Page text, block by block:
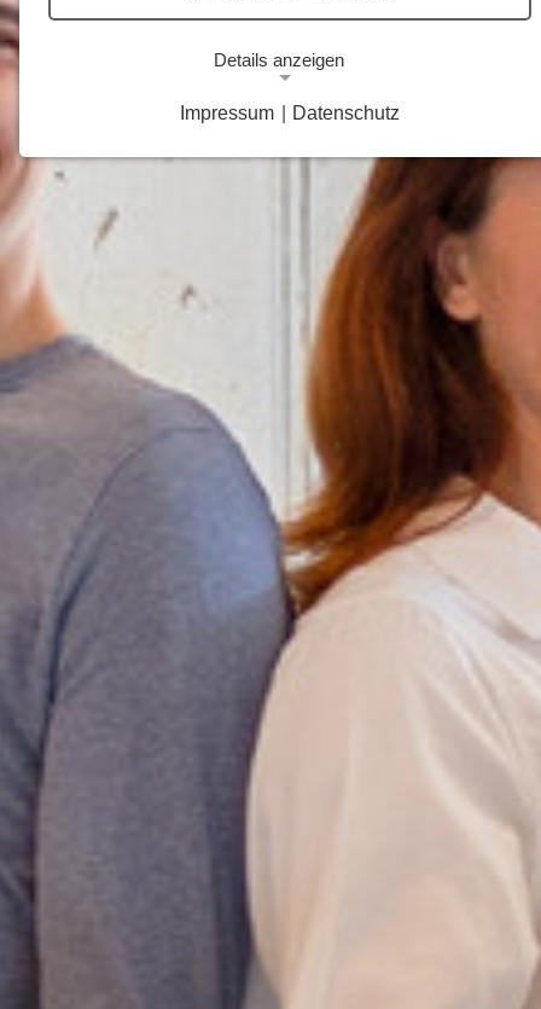
Details anzeigen
Notwendige Cookies ermöglichen grundlegende
Funktionen und sind für die einwandfreie Funktion
der Website erforderlich.
Google Analytics Opt-Out-Cookie
gaOptout
Dieser Cookie speichert die gewählte
Einverständnisoption bezüglich Google Analytics
Opt-Out
Cookie Laufzeit:
Einverständnis-Cookie
Dieser Cookie speichert die ausgewählten
Statistik Cookies erfassen Informationen anonym.
Diese Informationen helfen uns zu verstehen, wie
Impressum Datenschutz